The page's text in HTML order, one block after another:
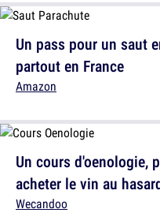
Un pass pour un saut
partout en France
Amazon
Un cours d'oenologie,
acheter le vin au
Wecandoo